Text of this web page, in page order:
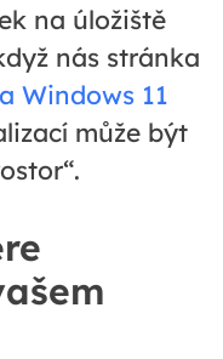
na úložiště
nás stránka
Windows 11
může být